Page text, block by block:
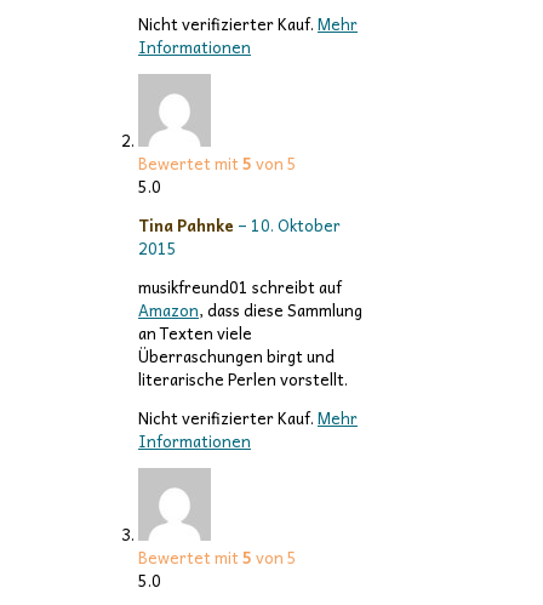
Nicht verifizierter Kauf.Mehr
Informationen
Bewertet mit5von 5
5.0
Tina Pahnke – 10. Oktober
2015
musikfreund01 schreibt auf
Amazon, dass diese Sammlung
an Texten viele
Überraschungen birgt und
literarische Perlen vorstellt.
Nicht verifizierter Kauf.Mehr
Informationen
Bewertet mit5von 5
5.0